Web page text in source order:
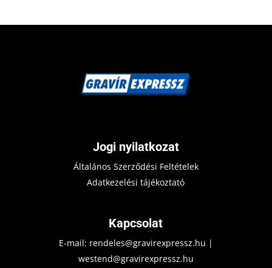
Jogi nyilatkozat
Általános Szerződési Feltételek
Adatkezelési tájékoztató
Kapcsolat
E-mail: rendeles@gravirexpressz.hu |
westend@gravirexpressz.hu